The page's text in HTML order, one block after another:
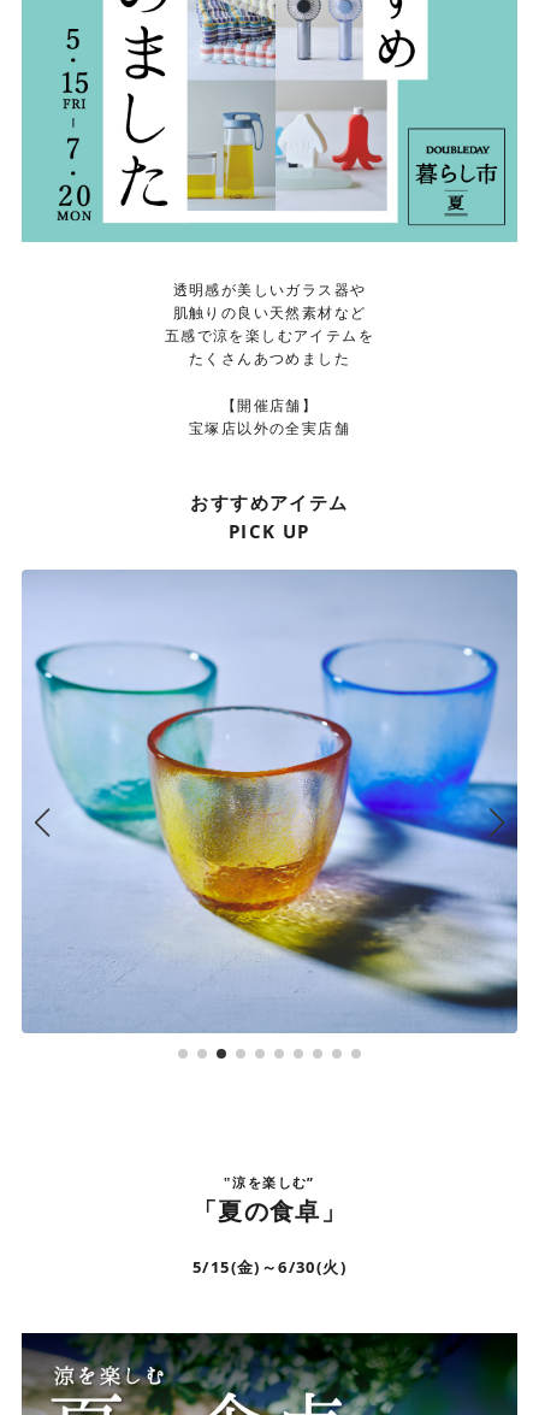
透明感が美しいガラス器や
肌触りの良い天然素材など
五感で涼を楽しむアイテムを
たくさんあつめました
【開催店舗】
宝塚店以外の全実店舗
おすすめアイテム
PICK UP
‟涼を楽しむ”
「夏の食卓」
5/15(金)～6/30(火)